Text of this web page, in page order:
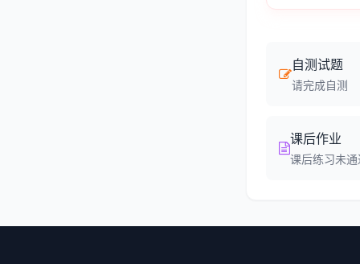
自测试题
请完成自测
课后作业
课后练习未